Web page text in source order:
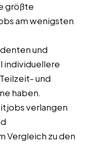
größte
am wenigsten
und
individuellere
und
haben.
verlangen
Vergleich zu den